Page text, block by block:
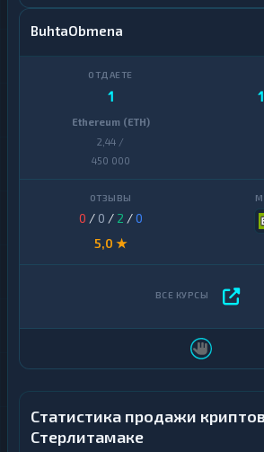
BuhtaObmena
1
Ethereum (ETH)
2,44 /
450 000
0 / 0 / 2 /0
5,0 ★
Статистика продажи
Стерлитамаке